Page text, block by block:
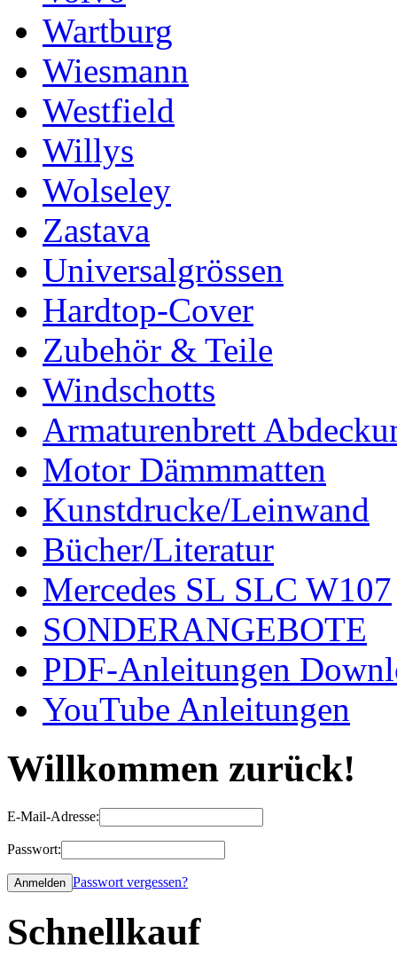
Wartburg
Wiesmann
Westfield
Willys
Wolseley
Zastava
Universalgrössen
Hardtop-Cover
Zubehör & Teile
Windschotts
Armaturenbrett
Motor Dämmmatten
Kunstdrucke/Leinwand
Bücher/Literatur
Mercedes SL SLC W107
SONDERANGEBOTE
PDF-Anleitungen
YouTube Anleitungen
Willkommen zurück!
E-Mail-Adresse:
Passwort:
Passwort vergessen?
Schnellkauf